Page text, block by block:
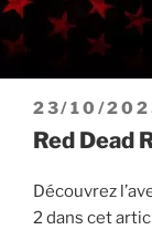
PUBLIÉ
LE
23/10/
Red Dead
Découvrez
2 dans cet